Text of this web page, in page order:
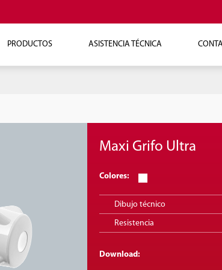
PRODUCTOS ASISTENCIA TÉCNICA
Maxi Grifo Ultra
Colores:
Dibujo técnico
Resistencia
Download: